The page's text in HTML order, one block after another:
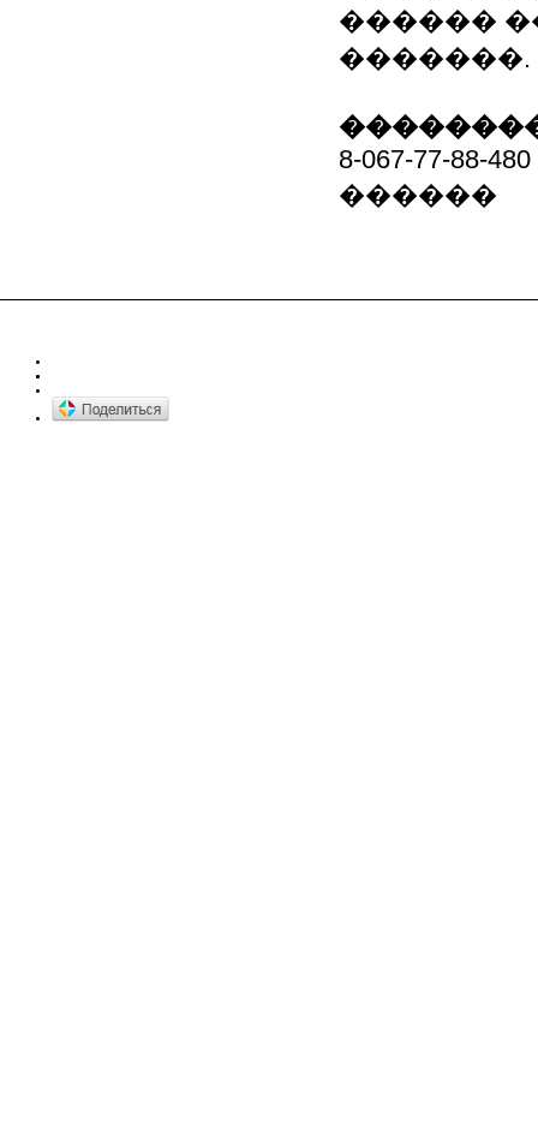
������
�������.
8-067-77-88-480
������